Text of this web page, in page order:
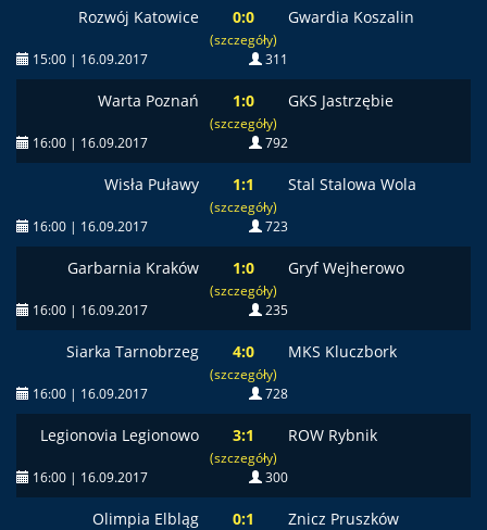
Rozwój Katowice 0:0
(szczegóły)
Gwardia Koszalin
15:00 | 16.09.2017 311
Warta Poznań 1:0
(szczegóły)
GKS Jastrzębie
16:00 | 16.09.2017 792
Wisła Puławy 1:1
(szczegóły)
Stal Stalowa Wola
16:00 | 16.09.2017 723
Garbarnia Kraków 1:0
(szczegóły)
Gryf Wejherowo
16:00 | 16.09.2017 235
Siarka Tarnobrzeg 4:0
(szczegóły)
MKS Kluczbork
16:00 | 16.09.2017 728
Legionovia Legionowo 3:1
(szczegóły)
ROW Rybnik
16:00 | 16.09.2017 300
Olimpia Elbląg 0:1 Znicz Pruszków